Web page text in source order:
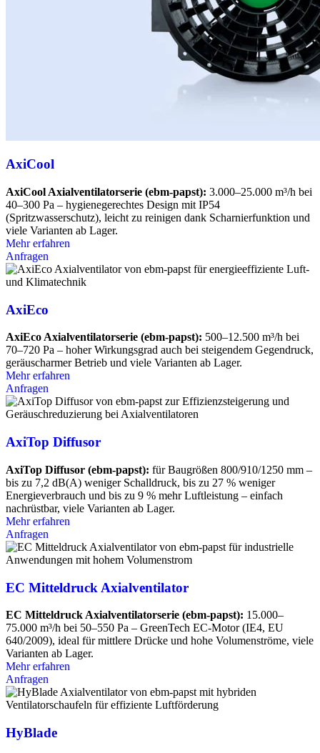
AxiCool
AxiCool Axialventilatorserie (ebm-papst): 3.000–25.000 m³/h bei
40–300 Pa – hygienegerechtes Design mit IP54
(Spritzwasserschutz), leicht zu reinigen dank Scharnierfunktion und
viele Varianten ab Lager.
Mehr erfahren
Anfragen
AxiEco
AxiEco Axialventilatorserie (ebm-papst): 500–12.500 m³/h bei
70–720 Pa – hoher Wirkungsgrad auch bei steigendem Gegendruck,
geräuscharmer Betrieb und viele Varianten ab Lager.
Mehr erfahren
Anfragen
AxiTop Diffusor
AxiTop Diffusor (ebm-papst): für Baugrößen 800/910/1250 mm –
bis zu 7,2 dB(A) weniger Schalldruck, bis zu 27 % weniger
Energieverbrauch und bis zu 9 % mehr Luftleistung – einfach
nachrüstbar, viele Varianten ab Lager.
Mehr erfahren
Anfragen
EC Mitteldruck Axialventilator
EC Mitteldruck Axialventilatorserie (ebm-papst): 15.000–
75.000 m³/h bei 50–550 Pa – GreenTech EC-Motor (IE4, EU
640/2009), ideal für mittlere Drücke und hohe Volumenströme, viele
Varianten ab Lager.
Mehr erfahren
Anfragen
HyBlade